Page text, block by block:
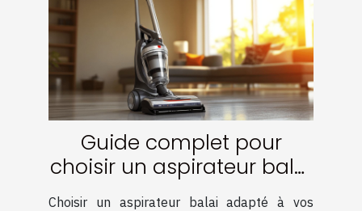
Guide complet pour
choisir un aspirateur balai
adapté à vos besoins
Choisir un aspirateur balai adapté à vos